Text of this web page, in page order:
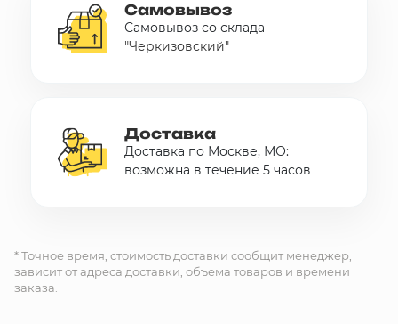
Самовывоз
Самовывоз со склада
"Черкизовский"
Доставка
Доставка по Москве, МО:
возможна в течение 5 часов
* Точное время, стоимость доставки сообщит менеджер,
зависит от адреса доставки, объема товаров и времени
заказа.